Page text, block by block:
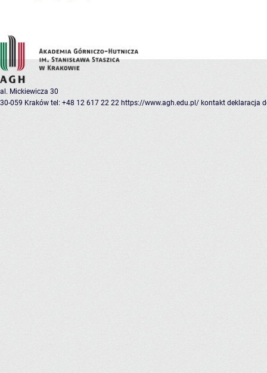
al. Mickiewicza 30
30-059 Kraków tel: +48 12 617 22 22 https://www.agh.edu.pl/ kontakt deklaracja